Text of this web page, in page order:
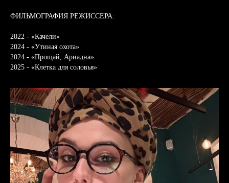
ФИЛЬМОГРАФИЯ РЕЖИССЕРА:
2022 - «Качели»
2024 - «Утиная охота»
2024 - «Прощай, Ариадна»
2025 - «Клетка для соловья»